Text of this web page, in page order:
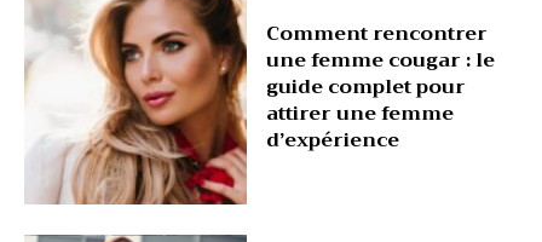
Comment rencontrer
une femme cougar : le
guide complet pour
attirer une femme
d’expérience